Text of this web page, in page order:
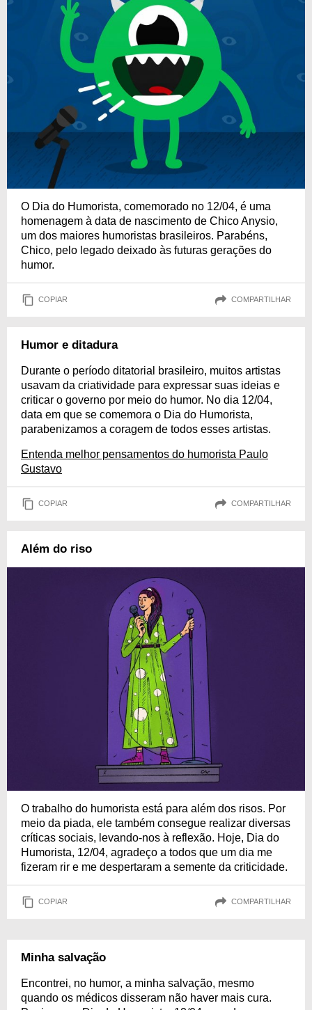
O Dia do Humorista, comemorado no 12/04, é uma
homenagem à data de nascimento de Chico Anysio,
um dos maiores humoristas brasileiros. Parabéns,
Chico, pelo legado deixado às futuras gerações do
humor.
COPIAR COMPARTILHAR
Humor e ditadura
Durante o período ditatorial brasileiro, muitos artistas
usavam da criatividade para expressar suas ideias e
criticar o governo por meio do humor. No dia 12/04,
data em que se comemora o Dia do Humorista,
parabenizamos a coragem de todos esses artistas.
Entenda melhor pensamentos do humorista Paulo
Gustavo
COPIAR COMPARTILHAR
Além do riso
O trabalho do humorista está para além dos risos. Por
meio da piada, ele também consegue realizar diversas
críticas sociais, levando-nos à reflexão. Hoje, Dia do
Humorista, 12/04, agradeço a todos que um dia me
fizeram rir e me despertaram a semente da criticidade.
COPIAR COMPARTILHAR
Minha salvação
Encontrei, no humor, a minha salvação, mesmo
quando os médicos disseram não haver mais cura.